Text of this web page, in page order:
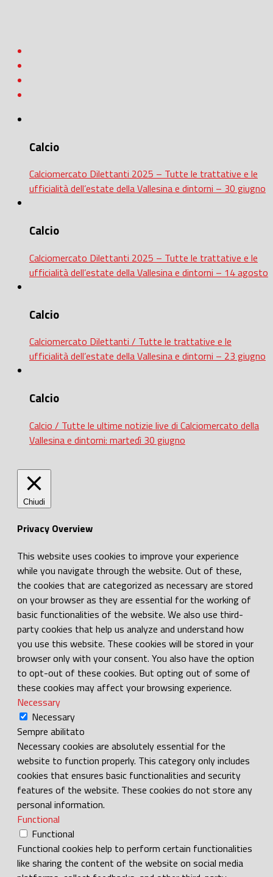
Calcio
Calciomercato Dilettanti 2025 – Tutte le trattative e le
ufficialità dell’estate della Vallesina e dintorni – 30 giugno
Calcio
Calciomercato Dilettanti 2025 – Tutte le trattative e le
ufficialità dell’estate della Vallesina e dintorni – 14 agosto
Calcio
Calciomercato Dilettanti / Tutte le trattative e le
ufficialità dell’estate della Vallesina e dintorni – 23 giugno
Calcio
Calcio / Tutte le ultime notizie live di Calciomercato della
Vallesina e dintorni: martedì 30 giugno
Chiudi
Privacy Overview
This website uses cookies to improve your experience
while you navigate through the website. Out of these,
the cookies that are categorized as necessary are stored
on your browser as they are essential for the working of
basic functionalities of the website. We also use third-
party cookies that help us analyze and understand how
you use this website. These cookies will be stored in your
browser only with your consent. You also have the option
to opt-out of these cookies. But opting out of some of
these cookies may affect your browsing experience.
Necessary
Necessary
Sempre abilitato
Necessary cookies are absolutely essential for the
website to function properly. This category only includes
cookies that ensures basic functionalities and security
features of the website. These cookies do not store any
personal information.
Functional
Functional
Functional cookies help to perform certain functionalities
like sharing the content of the website on social media